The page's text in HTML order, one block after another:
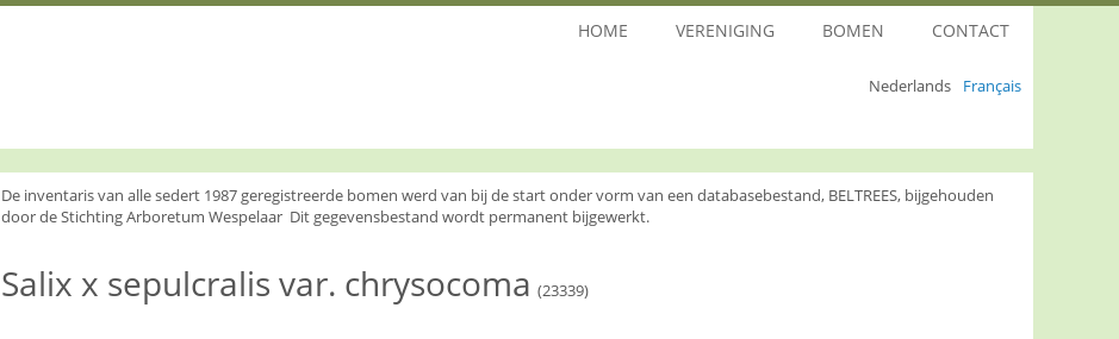
Nederlands Français
HOME VERENIGING BOMEN CONTACT
De inventaris van alle sedert 1987 geregistreerde bomen werd van bij de start onder vorm van een databasebestand, BELTREES, bijgehouden
door de Stichting Arboretum Wespelaar Dit gegevensbestand wordt permanent bijgewerkt.
Salix x sepulcralis var. chrysocoma (23339)